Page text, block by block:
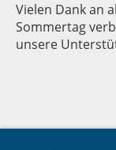
Vielen Dank an
Sommertag
unsere